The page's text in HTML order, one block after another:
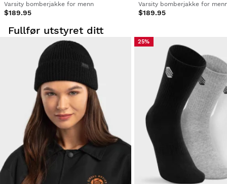
Var denne anmeldelsen hjelpsom? Rapportere Del tre år siden
1 3 6 8
Varsity bomberjakke for menn
$189.95
Varsity bomberjakke for
$189.95
Fullfør utstyret ditt
25%